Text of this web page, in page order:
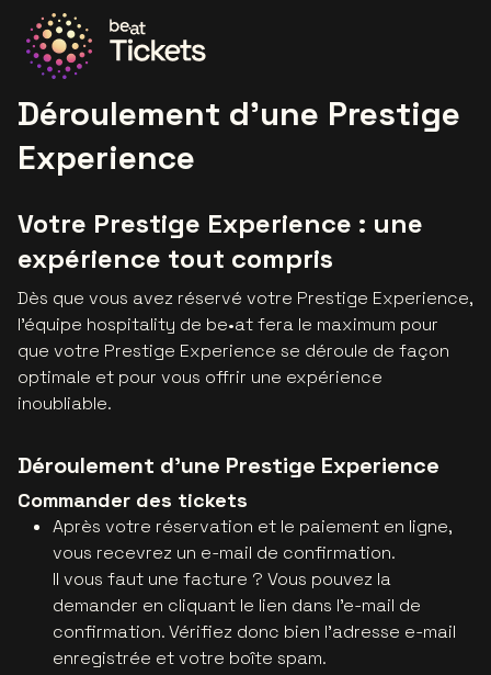
Déroulement d'une Prestige
Experience
Votre Prestige Experience : une
expérience tout compris
Dès que vous avez réservé votre Prestige Experience,
l’équipe hospitality de be•at fera le maximum pour
que votre Prestige Experience se déroule de façon
optimale et pour vous offrir une expérience
inoubliable.
Déroulement d’une Prestige Experience
Commander des tickets
Après votre réservation et le paiement en ligne,
vous recevrez un e-mail de confirmation.
Il vous faut une facture ? Vous pouvez la
demander en cliquant le lien dans l'e-mail de
confirmation. Vérifiez donc bien l'adresse e-mail
enregistrée et votre boîte spam.